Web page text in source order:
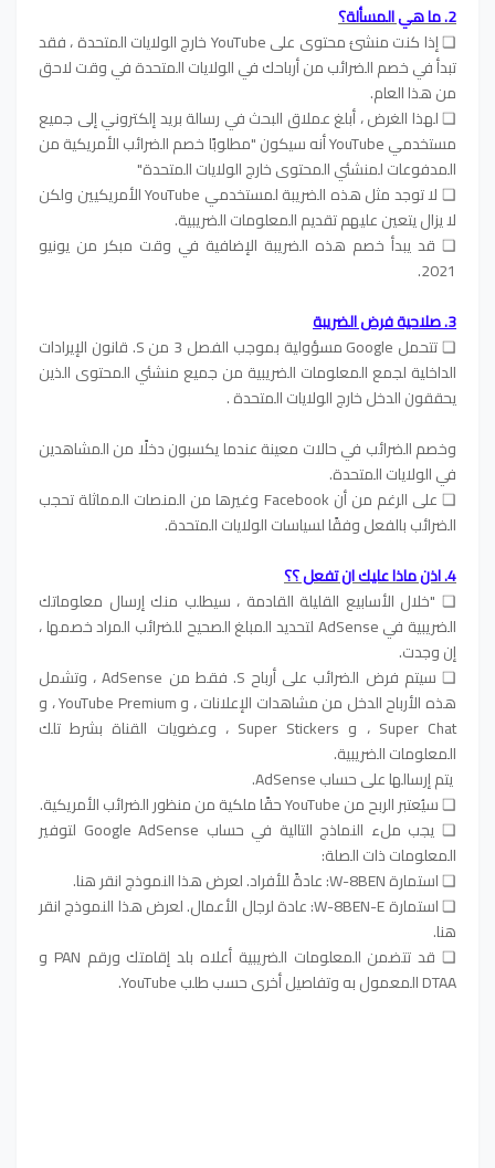
2. ما هي المسألة؟
❏ إذا كنت منشئ محتوى على YouTube خارج الولايات المتحدة ، فقد
تبدأ في خصم الضرائب من أرباحك في الولايات المتحدة في وقت لاحق
من هذا العام.
❏ لهذا الغرض ، أبلغ عملاق البحث في رسالة بريد إلكتروني إلى جميع
مستخدمي YouTube أنه سيكون "مطلوبًا خصم الضرائب الأمريكية من
المدفوعات لمنشئي المحتوى خارج الولايات المتحدة"
❏ لا توجد مثل هذه الضريبة لمستخدمي YouTube الأمريكيين ولكن
لا يزال يتعين عليهم تقديم المعلومات الضريبية.
❏ قد يبدأ خصم هذه الضريبة الإضافية في وقت مبكر من يونيو
2021.
3. صلاحية فرض الضريبة
❏ تتحمل Google مسؤولية بموجب الفصل 3 من S. قانون الإيرادات
الداخلية لجمع المعلومات الضريبية من جميع منشئي المحتوى الذين
يحققون الدخل خارج الولايات المتحدة .
وخصم الضرائب في حالات معينة عندما يكسبون دخلًا من المشاهدين
في الولايات المتحدة.
❏ على الرغم من أن Facebook وغيرها من المنصات المماثلة تحجب
الضرائب بالفعل وفقًا لسياسات الولايات المتحدة.
4. اذن ماذا عليك ان تفعل ؟؟
❏ "خلال الأسابيع القليلة القادمة ، سيطلب منك إرسال معلوماتك
الضريبية في AdSense لتحديد المبلغ الصحيح للضرائب المراد خصمها ،
إن وجدت.
❏ سيتم فرض الضرائب على أرباح S. فقط من AdSense ، وتشمل
هذه الأرباح الدخل من مشاهدات الإعلانات ، و YouTube Premium ، و
Super Chat ، و Super Stickers ، وعضويات القناة بشرط تلك
المعلومات الضريبية.
يتم إرسالها على حساب AdSense.
❏ سيُعتبر الربح من YouTube حقًا ملكية من منظور الضرائب الأمريكية.
❏ يجب ملء النماذج التالية في حساب Google AdSense لتوفير
المعلومات ذات الصلة:
❏ استمارة W-8BEN: عادةً للأفراد. لعرض هذا النموذج انقر هنا.
❏ استمارة W-8BEN-E: عادة لرجال الأعمال. لعرض هذا النموذج انقر
هنا.
❏ قد تتضمن المعلومات الضريبية أعلاه بلد إقامتك ورقم PAN و
DTAA المعمول به وتفاصيل أخرى حسب طلب YouTube.